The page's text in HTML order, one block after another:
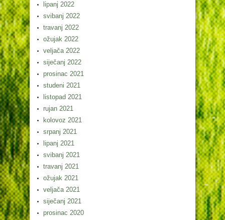
lipanj 2022
svibanj 2022
travanj 2022
ožujak 2022
veljača 2022
siječanj 2022
prosinac 2021
studeni 2021
listopad 2021
rujan 2021
kolovoz 2021
srpanj 2021
lipanj 2021
svibanj 2021
travanj 2021
ožujak 2021
veljača 2021
siječanj 2021
prosinac 2020